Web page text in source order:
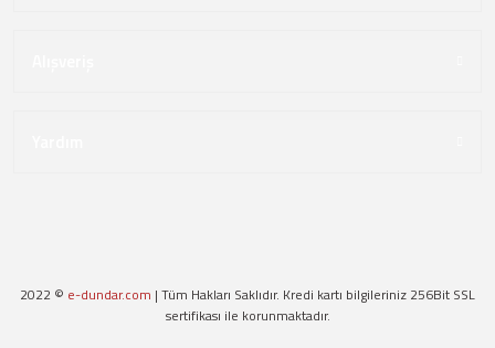
2022 © e-dundar.com | Tüm Hakları Saklıdır. Kredi kartı bilgileriniz 256Bit SSL
sertifikası ile korunmaktadır.